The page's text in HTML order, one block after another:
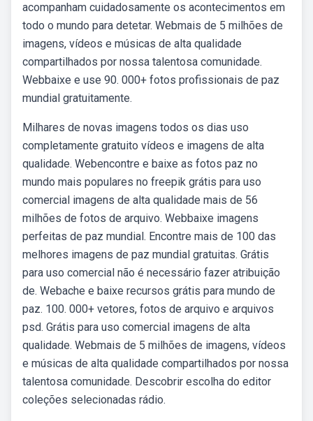
acompanham cuidadosamente os acontecimentos em
todo o mundo para detetar. Webmais de 5 milhões de
imagens, vídeos e músicas de alta qualidade
compartilhados por nossa talentosa comunidade.
Webbaixe e use 90. 000+ fotos profissionais de paz
mundial gratuitamente.
Milhares de novas imagens todos os dias uso
completamente gratuito vídeos e imagens de alta
qualidade. Webencontre e baixe as fotos paz no
mundo mais populares no freepik grátis para uso
comercial imagens de alta qualidade mais de 56
milhões de fotos de arquivo. Webbaixe imagens
perfeitas de paz mundial. Encontre mais de 100 das
melhores imagens de paz mundial gratuitas. Grátis
para uso comercial não é necessário fazer atribuição
de. Webache e baixe recursos grátis para mundo de
paz. 100. 000+ vetores, fotos de arquivo e arquivos
psd. Grátis para uso comercial imagens de alta
qualidade. Webmais de 5 milhões de imagens, vídeos
e músicas de alta qualidade compartilhados por nossa
talentosa comunidade. Descobrir escolha do editor
coleções selecionadas rádio.